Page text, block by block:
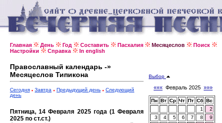
Главная День Год Составить Пасхалия Месяцеслов
Поиск
Настройки
Справка In english
Православный календарь -»
Месяцеслов Типикона
Сегодня Завтра Предыдущий день
Следующий
день
Пятница, 14 Февраля 2025 года (1 Февраля
2025 по ст.ст.)
Выбор
««« Февраль 2025 »»»
Пн Вт Ср Чт Пт Сб Вс
1
2
3
4 5 6 7 8
9